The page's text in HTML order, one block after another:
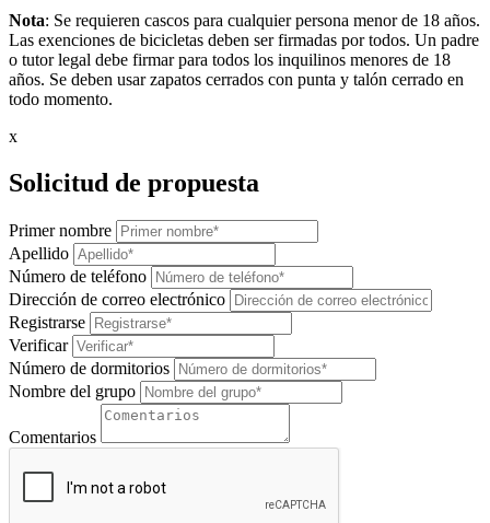
Nota: Se requieren cascos para cualquier persona menor de 18 años.
Las exenciones de bicicletas deben ser firmadas por todos. Un padre
o tutor legal debe firmar para todos los inquilinos menores de 18
años. Se deben usar zapatos cerrados con punta y talón cerrado en
todo momento.
x
Solicitud de propuesta
Primer nombre
Apellido
Número de teléfono
Dirección de correo electrónico
Registrarse
Verificar
Número de dormitorios
Nombre del grupo
Comentarios